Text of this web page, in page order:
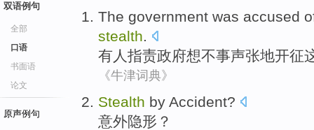
双语例句
全部
口语
书面语
论文
原声例句
The government was accused
stealth.
有人 指责政府想不事声张地开征
《牛津词典》
Stealth by Accident?
意外隐形 ？